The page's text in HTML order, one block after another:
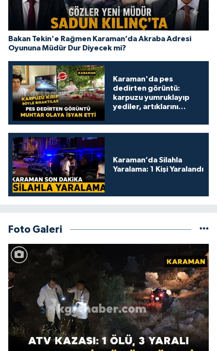
Bakan Tekin'e Rağmen Karaman’da Akraba Adresi
Oyununa Müdür Dur Diyecek mi?
Karaman'da pes
dedirten görüntü:
karpuzu yumruklayıp
yediler, artıklarını
Karaman’da Silahla
Yaralama: 1 Kişi Yaralandı
Foto Galeri